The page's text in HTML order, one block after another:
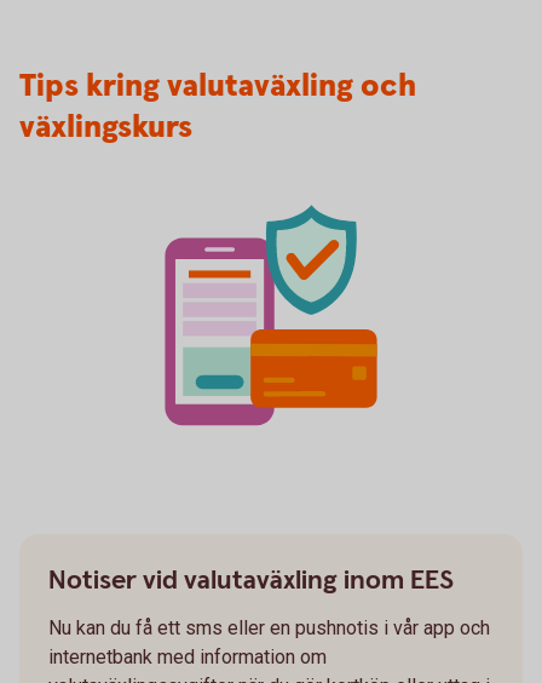
Tips kring valutaväxling och
växlingskurs
Notiser vid valutaväxling inom EES
Nu kan du få ett sms eller en pushnotis i vår app och
internetbank med information om